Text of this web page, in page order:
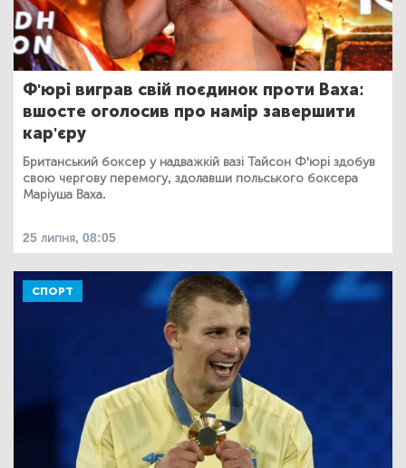
Ф'юрі виграв свій поєдинок проти Ваха:
вшосте оголосив про намір завершити
кар'єру
Британський боксер у надважкій вазі Тайсон Ф'юрі здобув
свою чергову перемогу, здолавши польського боксера
Маріуша Ваха.
25 липня, 08:05
СПОРТ